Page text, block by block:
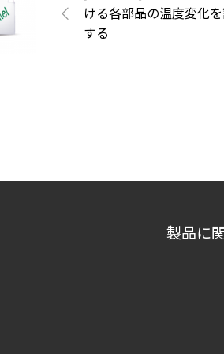
ける各部品の温度変化
する
製品に